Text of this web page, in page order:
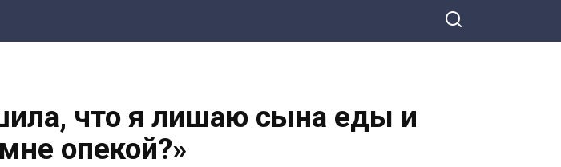
что я лишаю сына еды и
опекой?»